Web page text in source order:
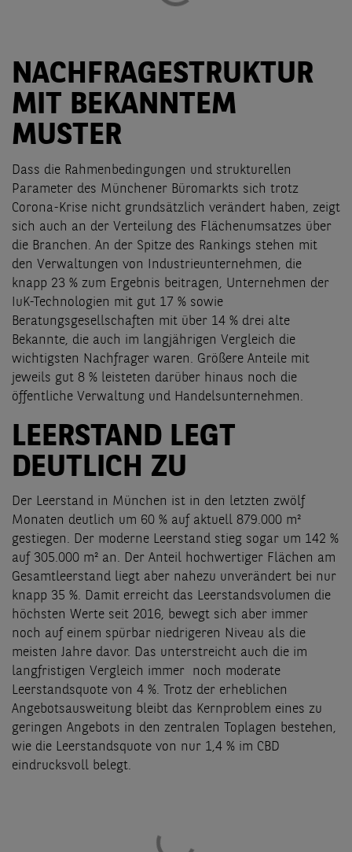
NACHFRAGESTRUKTUR
MIT BEKANNTEM
MUSTER
Dass die Rahmenbedingungen und strukturellen
Parameter des Münchener Büromarkts sich trotz
Corona-Krise nicht grundsätzlich verändert haben, zeigt
sich auch an der Verteilung des Flächenumsatzes über
die Branchen. An der Spitze des Rankings stehen mit
den Verwaltungen von Industrieunternehmen, die
knapp 23 % zum Ergebnis beitragen, Unternehmen der
IuK-Technologien mit gut 17 % sowie
Beratungsgesellschaften mit über 14 % drei alte
Bekannte, die auch im langjährigen Vergleich die
wichtigsten Nachfrager waren. Größere Anteile mit
jeweils gut 8 % leisteten darüber hinaus noch die
öffentliche Verwaltung und Handelsunternehmen.
LEERSTAND LEGT
DEUTLICH ZU
Der Leerstand in München ist in den letzten zwölf
Monaten deutlich um 60 % auf aktuell 879.000 m²
gestiegen. Der moderne Leerstand stieg sogar um 142 %
auf 305.000 m² an. Der Anteil hochwertiger Flächen am
Gesamtleerstand liegt aber nahezu unverändert bei nur
knapp 35 %. Damit erreicht das Leerstandsvolumen die
höchsten Werte seit 2016, bewegt sich aber immer
noch auf einem spürbar niedrigeren Niveau als die
meisten Jahre davor. Das unterstreicht auch die im
langfristigen Vergleich immer noch moderate
Leerstandsquote von 4 %. Trotz der erheblichen
Angebotsausweitung bleibt das Kernproblem eines zu
geringen Angebots in den zentralen Toplagen bestehen,
wie die Leerstandsquote von nur 1,4 % im CBD
eindrucksvoll belegt.